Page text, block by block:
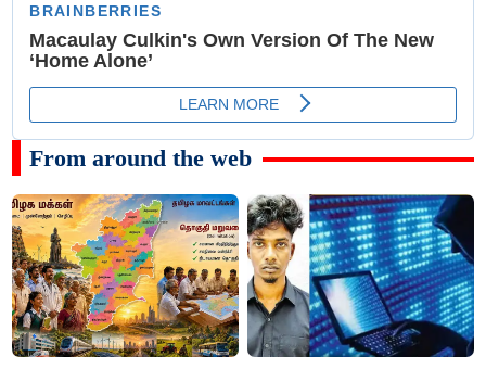
From around the web